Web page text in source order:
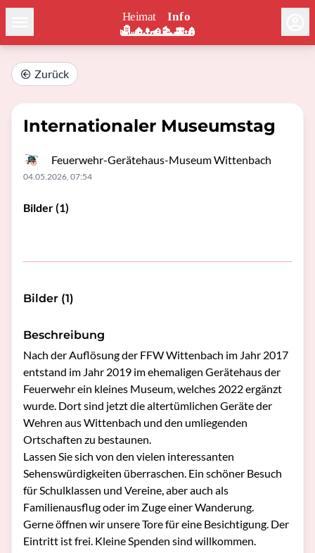
Zurück
Internationaler Museumstag
Feuerwehr-Gerätehaus-Museum Wittenbach
04.05.2026, 07:54
Bilder (1)
Bilder (1)
Beschreibung
Nach der Auflösung der FFW Wittenbach im Jahr 2017
entstand im Jahr 2019 im ehemaligen Gerätehaus der
Feuerwehr ein kleines Museum, welches 2022 ergänzt
wurde. Dort sind jetzt die altertümlichen Geräte der
Wehren aus Wittenbach und den umliegenden
Ortschaften zu bestaunen.
Lassen Sie sich von den vielen interessanten
Sehenswürdigkeiten überraschen. Ein schöner Besuch
für Schulklassen und Vereine, aber auch als
Familienausflug oder im Zuge einer Wanderung.
Gerne öffnen wir unsere Tore für eine Besichtigung. Der
Eintritt ist frei. Kleine Spenden sind willkommen.